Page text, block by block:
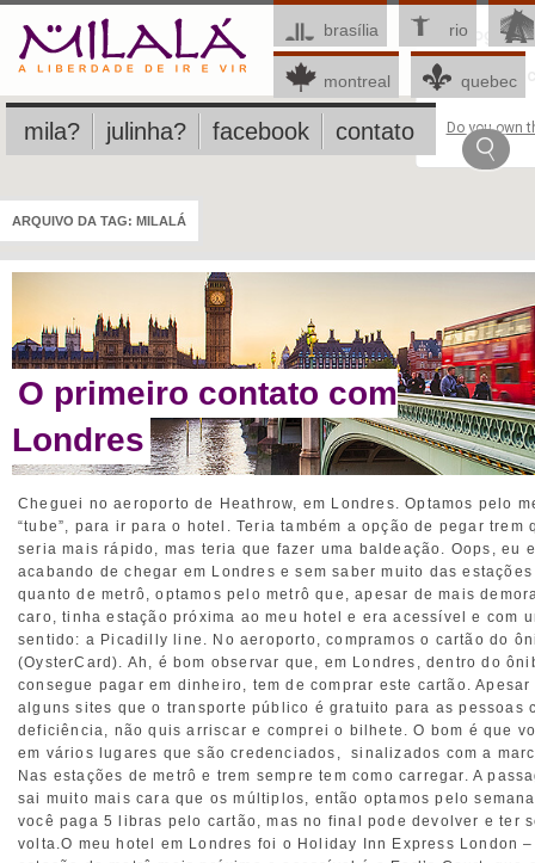
This page
Do you own
brasília rio
montreal quebec
mila? julinha? facebook contato
ARQUIVO DA TAG: MILALÁ
O primeiro contato com
Londres
Cheguei no aeroporto de Heathrow, em Londres. Optamos pelo
“tube”, para ir para o hotel. Teria também a opção de pegar trem
seria mais rápido, mas teria que fazer uma baldeação. Oops, eu
acabando de chegar em Londres e sem saber muito das
quanto de metrô, optamos pelo metrô que, apesar de mais
caro, tinha estação próxima ao meu hotel e era acessível e com
sentido: a Picadilly line. No aeroporto, compramos o cartão do
(OysterCard). Ah, é bom observar que, em Londres, dentro do
consegue pagar em dinheiro, tem de comprar este cartão.
alguns sites que o transporte público é gratuito para as pessoas
deficiência, não quis arriscar e comprei o bilhete. O bom é que
em vários lugares que são credenciados, sinalizados com a
Nas estações de metrô e trem sempre tem como carregar. A
sai muito mais cara que os múltiplos, então optamos pelo
você paga 5 libras pelo cartão, mas no final pode devolver e ter
volta.O meu hotel em Londres foi o Holiday Inn Express London –